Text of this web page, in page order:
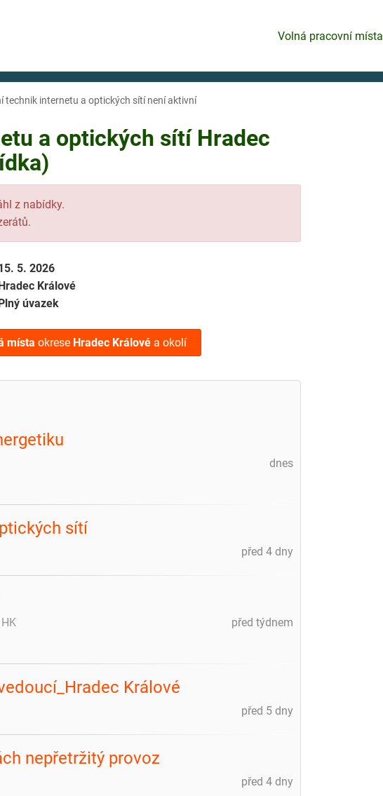
Volná pracovní místa
technik internetu a optických sítí není aktivní
a optických sítí Hradec
z nabídky.
5. 2026
Králové
úvazek
místa okrese Hradec Královéa okolí
dnes
sítí
před 4 dny
před týdnem
Králové
před 5 dny
nepřetržitý provoz
před 4 dny